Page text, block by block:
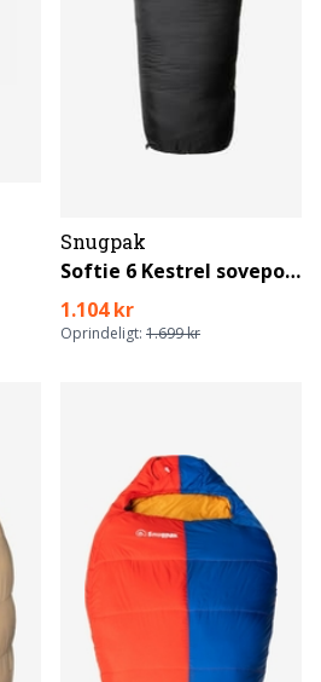
Snugpak
Softie 6 Kestrel sovepose
1.104 kr
Oprindeligt: 1.699 kr